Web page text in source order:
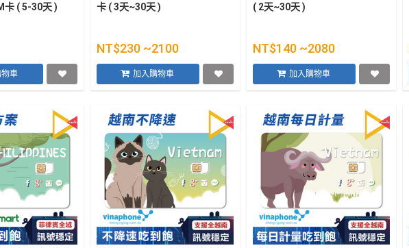
卡 ( 5-30天 )
車
卡 ( 3天~30天 )
NT$230 ~2100
加入購物車
( 2天~30天 )
NT$140 ~2080
加入購物車